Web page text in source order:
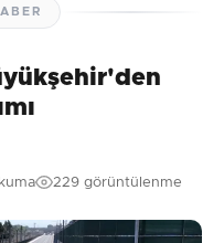
229 görüntülenme